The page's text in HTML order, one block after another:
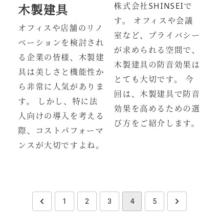
木製建具
オフィスや店舗のリノ
ベーションを検討され
る企業の皆様、木製建
具は美しさと機能性か
ら非常に人気がありま
す。 しかし、特に法
人向けの導入を考える
際、コストパフォーマ
ンスが大切ですよね。
株式会社SHINSEIで
す。 オフィスや会議
室など、プライバシー
が求められる空間で、
木製建具の防音効果は
とても大切です。 今
回は、木製建具で防音
効果を高めるための選
び方をご紹介します。
1 2 3 4 5